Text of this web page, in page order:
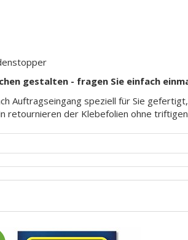
gestalten - fragen Sie einfach
Auftragseingang speziell für Sie
retournieren der Klebefolien ohne